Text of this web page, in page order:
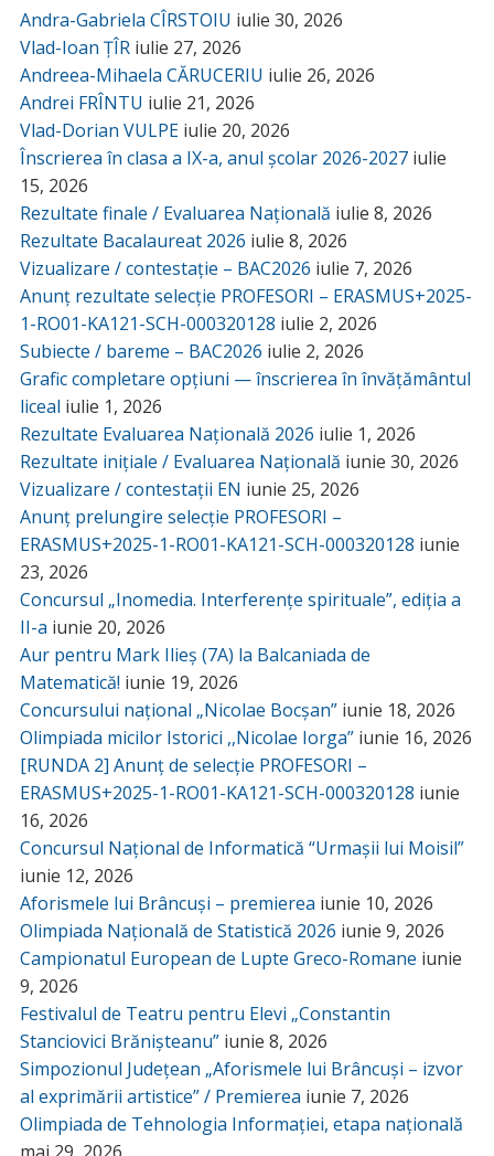
Andra-Gabriela CÎRSTOIU iulie 30, 2026
Vlad-Ioan ȚÎR iulie 27, 2026
Andreea-Mihaela CĂRUCERIU iulie 26, 2026
Andrei FRÎNTU iulie 21, 2026
Vlad-Dorian VULPE iulie 20, 2026
Înscrierea în clasa a IX-a, anul școlar 2026-2027 iulie
15, 2026
Rezultate finale / Evaluarea Națională iulie 8, 2026
Rezultate Bacalaureat 2026 iulie 8, 2026
Vizualizare / contestație – BAC2026 iulie 7, 2026
Anunț rezultate selecție PROFESORI – ERASMUS+2025-
1-RO01-KA121-SCH-000320128 iulie 2, 2026
Subiecte / bareme – BAC2026 iulie 2, 2026
Grafic completare opțiuni — înscrierea în învățământul
liceal iulie 1, 2026
Rezultate Evaluarea Națională 2026 iulie 1, 2026
Rezultate inițiale / Evaluarea Națională iunie 30, 2026
Vizualizare / contestații EN iunie 25, 2026
Anunț prelungire selecție PROFESORI –
ERASMUS+2025-1-RO01-KA121-SCH-000320128 iunie
23, 2026
Concursul „Inomedia. Interferențe spirituale”, ediția a
II-a iunie 20, 2026
Aur pentru Mark Ilieș (7A) la Balcaniada de
Matematică! iunie 19, 2026
Concursului național „Nicolae Bocșan” iunie 18, 2026
Olimpiada micilor Istorici ,,Nicolae Iorga” iunie 16, 2026
[RUNDA 2] Anunț de selecție PROFESORI –
ERASMUS+2025-1-RO01-KA121-SCH-000320128 iunie
16, 2026
Concursul Național de Informatică “Urmașii lui Moisil”
iunie 12, 2026
Aforismele lui Brâncuși – premierea iunie 10, 2026
Olimpiada Națională de Statistică 2026 iunie 9, 2026
Campionatul European de Lupte Greco-Romane iunie
9, 2026
Festivalul de Teatru pentru Elevi „Constantin
Stanciovici Brănișteanu” iunie 8, 2026
Simpozionul Județean „Aforismele lui Brâncuși – izvor
al exprimării artistice” / Premierea iunie 7, 2026
Olimpiada de Tehnologia Informației, etapa națională